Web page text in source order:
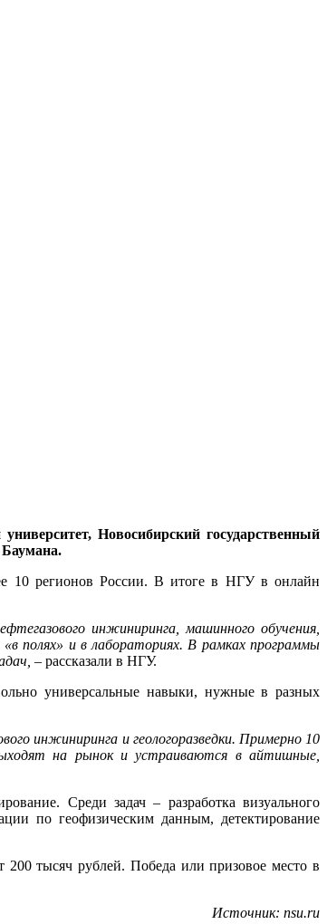
Новосибирский государственный
Баумана.
10 регионов России. В итоге в НГУ в онлайн
инжиниринга, машинного обучения,
полях» и в лабораториях. В рамках программы
– рассказали в НГУ.
универсальные навыки, нужные в разных
инжиниринга и геологоразведки. Примерно 10
на рынок и устраиваются в айтишные,
Среди задач – разработка визуального
по геофизическим данным, детектирование
200 тысяч рублей. Победа или призовое место в
Источник: nsu.ru